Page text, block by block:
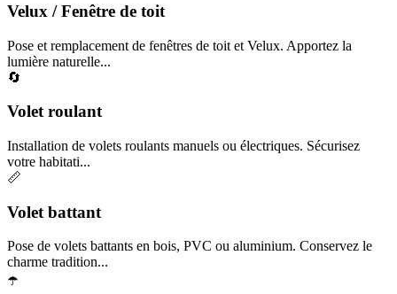
Velux / Fenêtre de toit
Pose et remplacement de fenêtres de toit et Velux. Apportez la
lumière naturelle...
🔄
Volet roulant
Installation de volets roulants manuels ou électriques. Sécurisez
votre habitati...
📏
Volet battant
Pose de volets battants en bois, PVC ou aluminium. Conservez le
charme tradition...
☂️